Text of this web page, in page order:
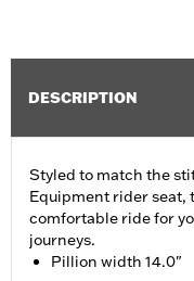
DESCRIPTION
Styled to match the
Equipment rider seat,
comfortable ride for
journeys.
Pillion width 14.0"